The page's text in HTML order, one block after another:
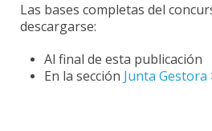
Las bases completas del
descargarse:
Al final de esta publicación
En la sección Junta